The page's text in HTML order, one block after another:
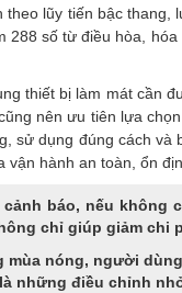
lũy tiến bậc
số từ điều hòa,
thiết bị làm mát cần
nên ưu tiên lựa
sử dụng đúng cách
vận hành an toàn, ổn
báo, nếu
chỉ giúp giảm
nóng, người
những điều chỉnh